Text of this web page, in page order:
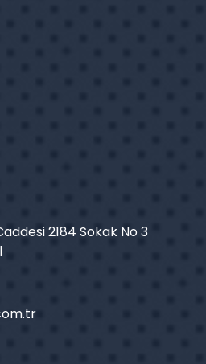
2184 Sokak No 3